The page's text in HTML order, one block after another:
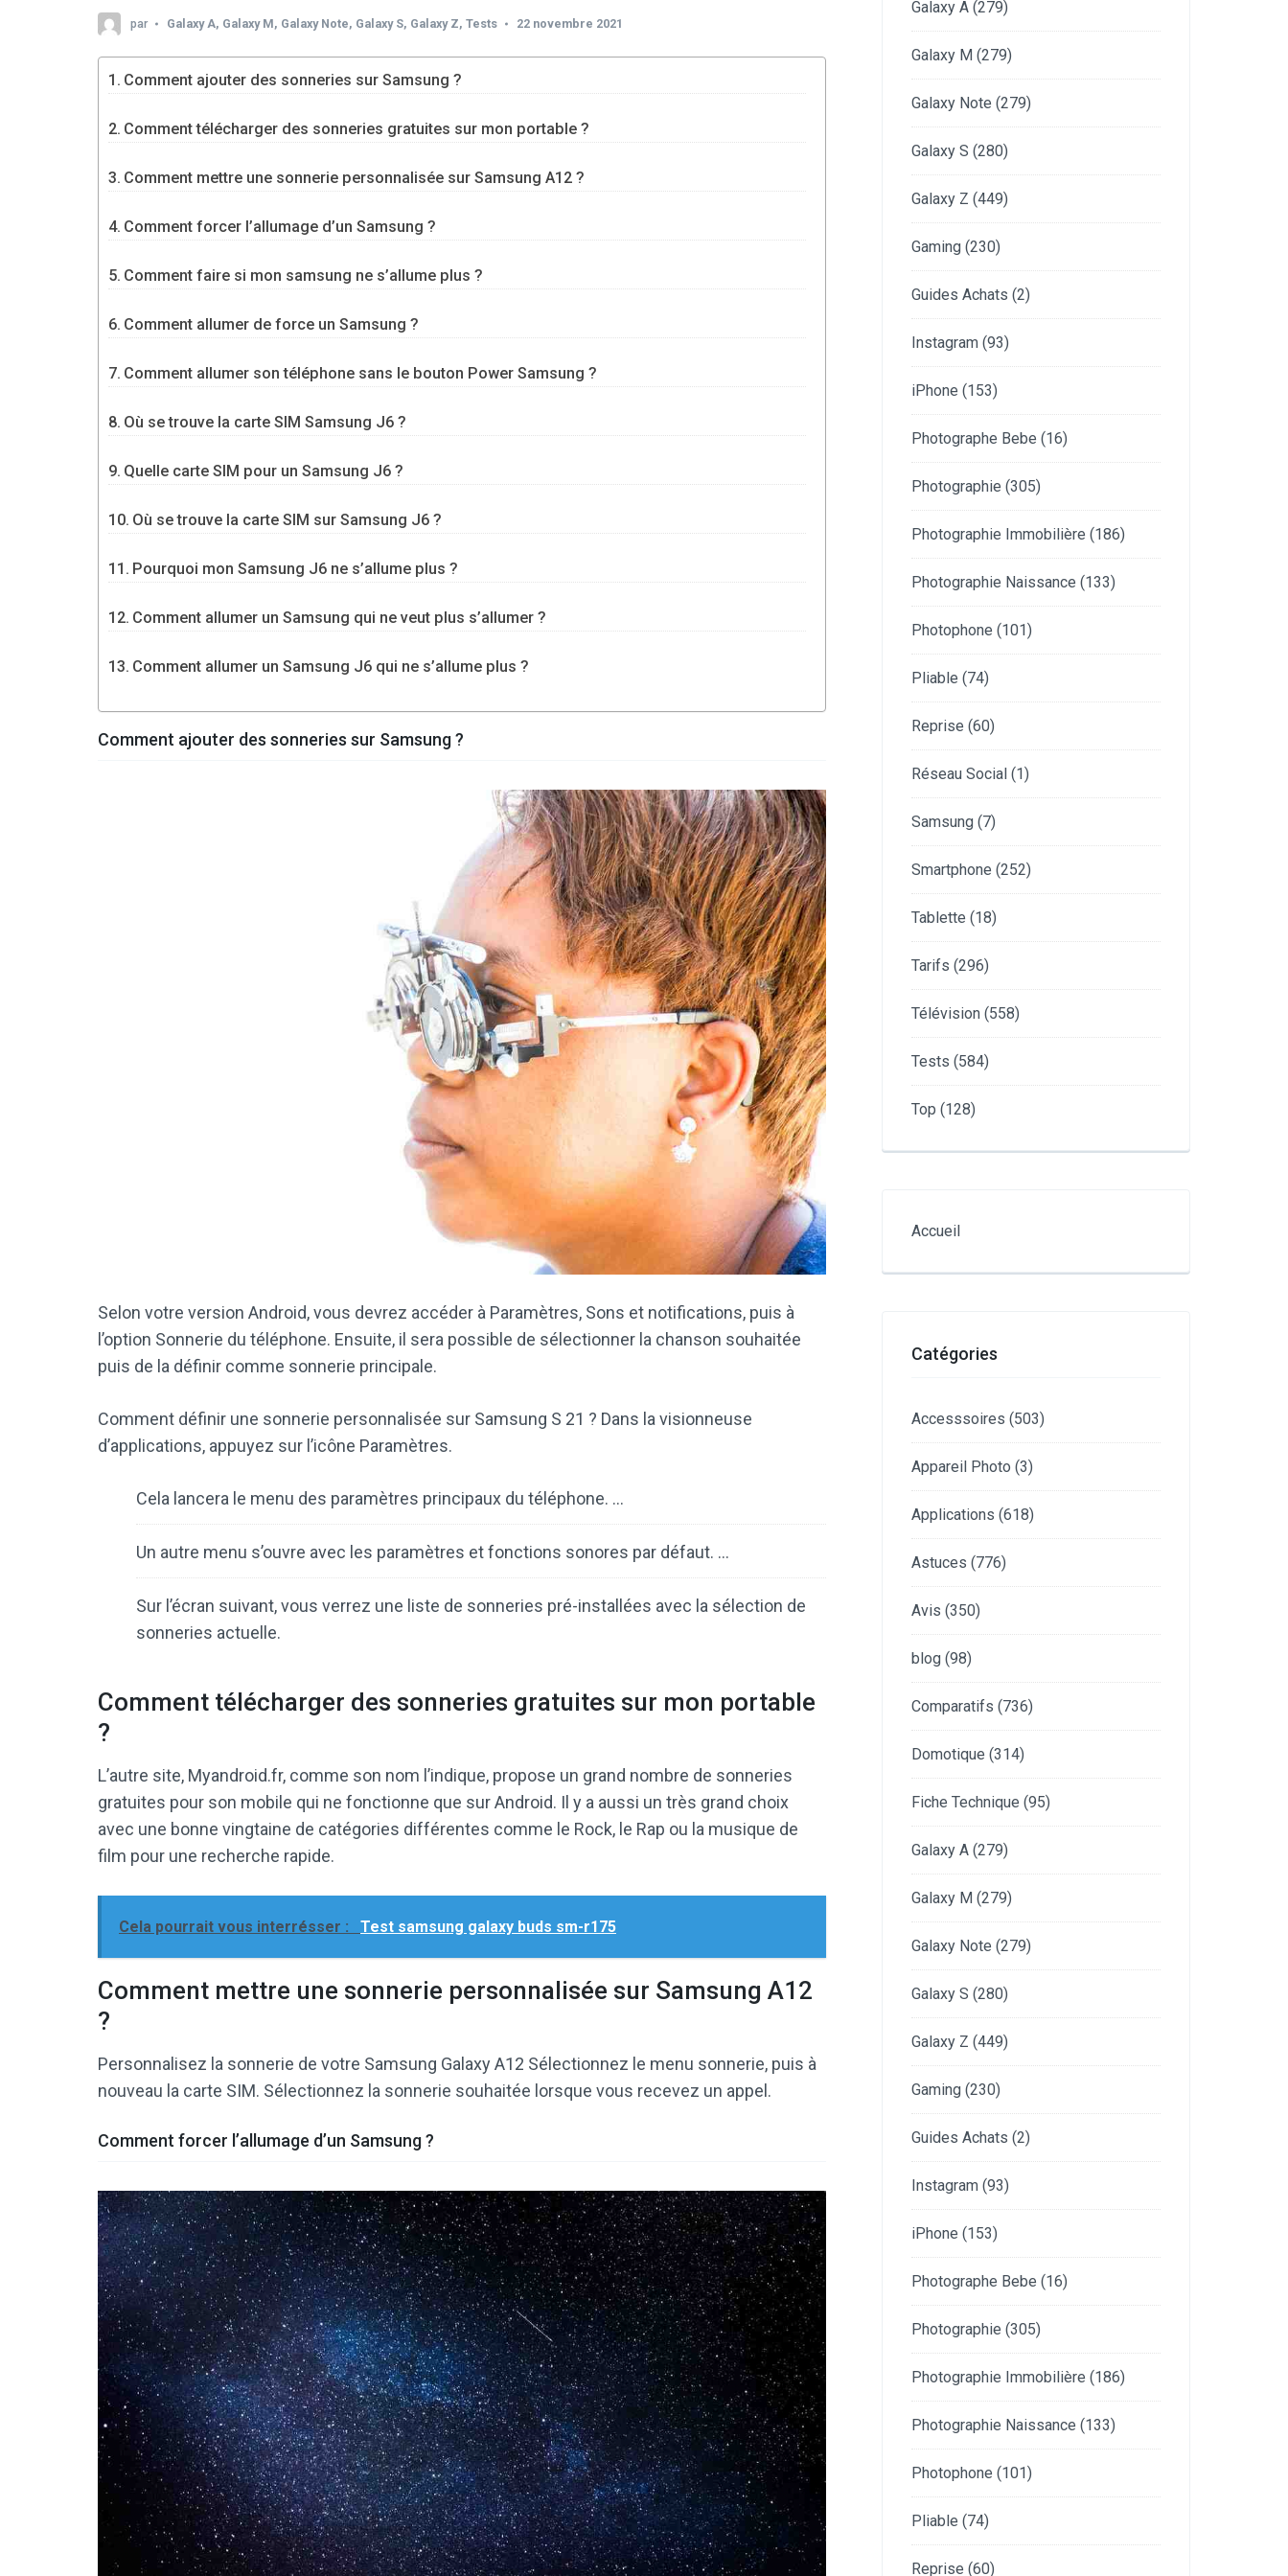
par Galaxy A, Galaxy M, Galaxy Note, Galaxy S, Galaxy Z, Tests 22 novembre 2021
Comment ajouter des sonneries sur Samsung ?
Comment télécharger des sonneries gratuites sur mon portable ?
Comment mettre une sonnerie personnalisée sur Samsung A12 ?
Comment forcer l’allumage d’un Samsung ?
Comment faire si mon samsung ne s’allume plus ?
Comment allumer de force un Samsung ?
Comment allumer son téléphone sans le bouton Power Samsung ?
Où se trouve la carte SIM Samsung J6 ?
Quelle carte SIM pour un Samsung J6 ?
Où se trouve la carte SIM sur Samsung J6 ?
Pourquoi mon Samsung J6 ne s’allume plus ?
Comment allumer un Samsung qui ne veut plus s’allumer ?
Comment allumer un Samsung J6 qui ne s’allume plus ?
Comment ajouter des sonneries sur Samsung ?
Selon votre version Android, vous devrez accéder à Paramètres, Sons et notifications, puis à
l’option Sonnerie du téléphone. Ensuite, il sera possible de sélectionner la chanson souhaitée
puis de la définir comme sonnerie principale.
Comment définir une sonnerie personnalisée sur Samsung S 21 ? Dans la visionneuse
d’applications, appuyez sur l’icône Paramètres.
Cela lancera le menu des paramètres principaux du téléphone. …
Un autre menu s’ouvre avec les paramètres et fonctions sonores par défaut. …
Sur l’écran suivant, vous verrez une liste de sonneries pré-installées avec la sélection de
sonneries actuelle.
Comment télécharger des sonneries gratuites sur mon portable
?
L’autre site, Myandroid.fr, comme son nom l’indique, propose un grand nombre de sonneries
gratuites pour son mobile qui ne fonctionne que sur Android. Il y a aussi un très grand choix
avec une bonne vingtaine de catégories différentes comme le Rock, le Rap ou la musique de
film pour une recherche rapide.
Cela pourrait vous interrésser : Test samsung galaxy buds sm-r175
Comment mettre une sonnerie personnalisée sur Samsung A12
?
Personnalisez la sonnerie de votre Samsung Galaxy A12 Sélectionnez le menu sonnerie, puis à
nouveau la carte SIM. Sélectionnez la sonnerie souhaitée lorsque vous recevez un appel.
Comment forcer l’allumage d’un Samsung ?
Galaxy A (279)
Galaxy M (279)
Galaxy Note (279)
Galaxy S (280)
Galaxy Z (449)
Gaming (230)
Guides Achats (2)
Instagram (93)
iPhone (153)
Photographe Bebe (16)
Photographie (305)
Photographie Immobilière (186)
Photographie Naissance (133)
Photophone (101)
Pliable (74)
Reprise (60)
Réseau Social (1)
Samsung (7)
Smartphone (252)
Tablette (18)
Tarifs (296)
Télévision (558)
Tests (584)
Top (128)
Accueil
Catégories
Accesssoires (503)
Appareil Photo (3)
Applications (618)
Astuces (776)
Avis (350)
blog (98)
Comparatifs (736)
Domotique (314)
Fiche Technique (95)
Galaxy A (279)
Galaxy M (279)
Galaxy Note (279)
Galaxy S (280)
Galaxy Z (449)
Gaming (230)
Guides Achats (2)
Instagram (93)
iPhone (153)
Photographe Bebe (16)
Photographie (305)
Photographie Immobilière (186)
Photographie Naissance (133)
Photophone (101)
Pliable (74)
Reprise (60)